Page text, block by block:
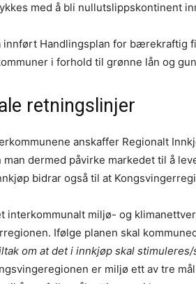
med å bli nullutslippskontinent
innført Handlingsplan for bærekraftig
i forhold til grønne lån og
retningslinjer
anskaffer Regionalt
man dermed påvirke markedet til å
bidrar også til at
interkommunalt miljø- og
Ifølge planen skal
om at det i innkjøp skal
er miljø ett av tre